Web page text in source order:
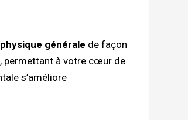
générale de façon
permettant à votre cœur de
s’améliore